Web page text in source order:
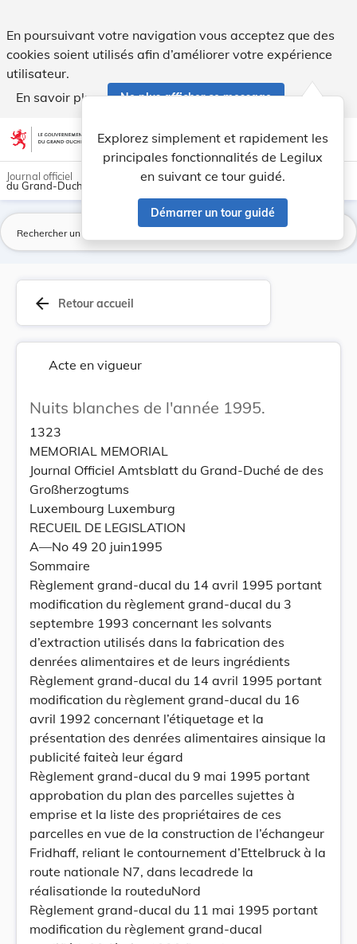
En poursuivant votre navigation vous acceptez que des
cookies soient utilisés afin d’améliorer votre expérience
utilisateur.
En savoir plus
Ne plus afficher ce message
Aller au contenu account_circle help Aide
Explorez simplement et rapidement les
principales fonctionnalités de Legilux
en suivant ce tour guidé.
Démarrer un tour guidé
light_mode dark_mode
Journal officiel
du Grand-Duché de Luxembourg
arrow_back Retour accueil
Acte en vigueur
Nuits blanches de l'année 1995.
1323
MEMORIAL MEMORIAL
Journal Officiel Amtsblatt du Grand-Duché de des
Großherzogtums
Luxembourg Luxemburg
RECUEIL DE LEGISLATION
A—No 49 20 juin1995
Sommaire
Règlement grand-ducal du 14 avril 1995 portant
modification du règlement grand-ducal du 3
septembre 1993 concernant les solvants
d’extraction utilisés dans la fabrication des
denrées alimentaires et de leurs ingrédients
Règlement grand-ducal du 14 avril 1995 portant
modification du règlement grand-ducal du 16
avril 1992 concernant l’étiquetage et la
présentation des denrées alimentaires ainsique la
publicité faiteà leur égard
Règlement grand-ducal du 9 mai 1995 portant
approbation du plan des parcelles sujettes à
emprise et la liste des propriétaires de ces
parcelles en vue de la construction de l’échangeur
Fridhaff, reliant le contournement d’Ettelbruck à la
route nationale N7, dans lecadrede la
réalisationde la routeduNord
Règlement grand-ducal du 11 mai 1995 portant
modification du règlement grand-ducal